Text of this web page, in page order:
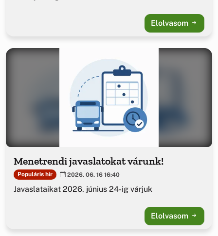
Elolvasom
Menetrendi javaslatokat várunk!
Populáris hír 2026. 06. 16 16:40
Javaslataikat 2026. június 24-ig várjuk
Elolvasom